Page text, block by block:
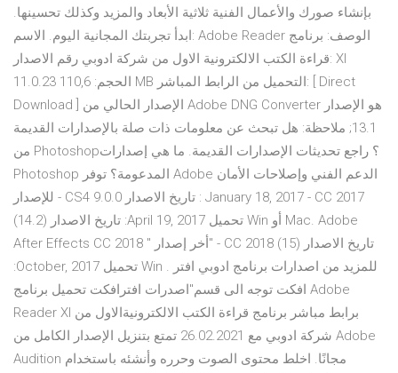
بإنشاء صورك والأعمال الفنية ثلاثية الأبعاد والمزيد وكذلك تحسينها.
ابدأ تجربتك المجانية اليوم. الاسم: Adobe Reader الوصف: برنامج
قراءة الكتب الالكترونية الاول من شركة ادوبي رقم الاصدار: XI
11.0.23 الحجم: 110,6 MB التحميل من الرابط المباشر: [ Direct
Download ] الإصدار الحالي من Adobe DNG Converter هو الإصدار
13.1; ملاحظة: هل تبحث عن معلومات ذات صلة بالإصدارات القديمة
من Photoshop؟ راجع تحديثات الإصدارات القديمة. ما هي إصدارات
Photoshop المدعومة؟ توفر Adobe الدعم الفني وإصلاحات الأمان
للإصدار - CS4 9.0.0 تاريخ الاصدار : January 18, 2017 - CC 2017
(14.2) تاريخ الاصدار :April 19, 2017 تحميل Win أو Mac. Adobe
After Effects CC 2018 " أخر إصدار" - CC 2018 (15) تاريخ الاصدار
:October, 2017 تحميل Win . للمزيد من اصدارات برنامج ادوبي افتر
افكت توجه الى قسم"اصدرات افترافكت تحميل برنامج Adobe
Reader XI برابط مباشر برنامج قراءة الكتب الالكترونيةالاول من
شركة ادوبي مع 26.02.2021 تمتع بتنزيل الإصدار الكامل من Adobe
Audition مجانًا. اخلط محتوى الصوت وحرره وأنشئه باستخدام